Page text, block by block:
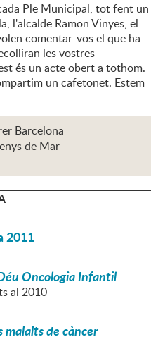
Ple Municipal, tot fent un
l'alcalde Ramon Vinyes, el
comentar-vos el que ha
les vostres
és un acte obert a tothom.
un cafetonet. Estem
Barcelona
de Mar
2011
Oncologia Infantil
al 2010
de càncer